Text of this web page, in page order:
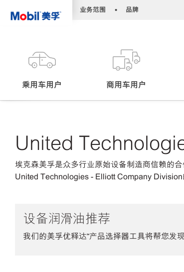
业务范围 • 品牌
乘用车用户 商用车用户
United
埃克森美孚是众多行业原始设备制造商信赖的
United Technologies - Elliott Company
设备润滑油推荐
我们的美孚优释达℠产品选择器工具将帮您发